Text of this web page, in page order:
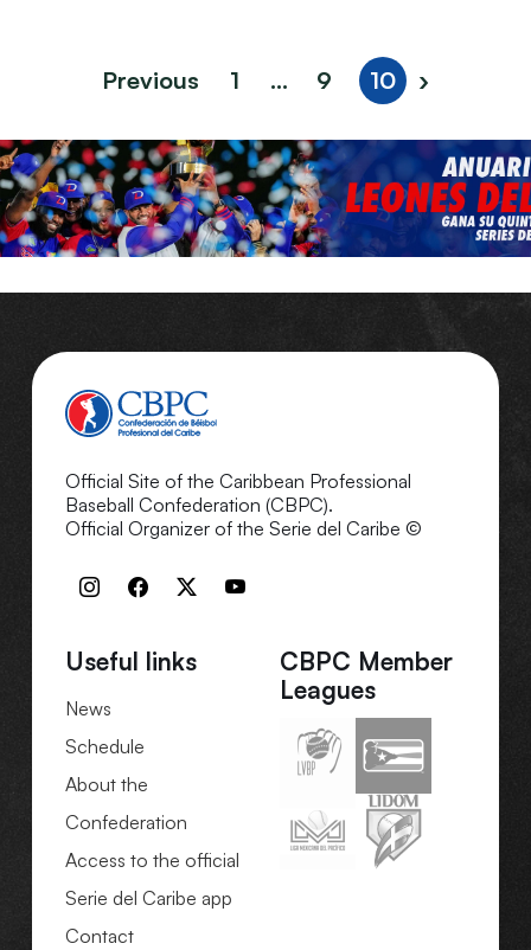
Previous 1 ... 9 10 ›
Official Site of the Caribbean Professional
Baseball Confederation (CBPC).
Official Organizer of the Serie del Caribe ©
Useful links
News
Schedule
About the
Confederation
Access to the official
Serie del Caribe app
Contact
CBPC Member
Leagues